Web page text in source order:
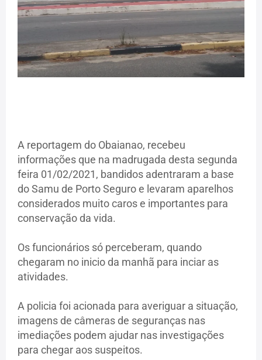
A reportagem do Obaianao, recebeu
informações que na madrugada desta segunda
feira 01/02/2021, bandidos adentraram a base
do Samu de Porto Seguro e levaram aparelhos
considerados muito caros e importantes para
conservação da vida.
Os funcionários só perceberam, quando
chegaram no inicio da manhã para inciar as
atividades.
A policia foi acionada para averiguar a situação,
imagens de câmeras de seguranças nas
imediações podem ajudar nas investigações
para chegar aos suspeitos.